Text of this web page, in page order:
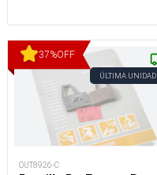
37%OFF
ÚLTIMA UNIDAD
OUT8926-C